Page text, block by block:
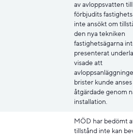
av avloppsvatten
förbjudits
inte ansökt om
den nya tekniken
fastighetsägarna
presenterat
visade att
brister kunde anses
åtgärdade genom
installation.
MÖD har bedömt
tillstånd inte kan